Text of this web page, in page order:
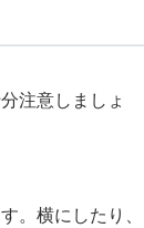
注意しましょ
。横にしたり、